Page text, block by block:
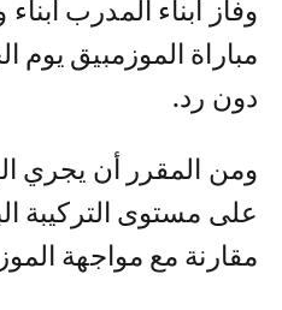
وفاز أبناء المدرب
مباراة الموزمبيق يوم
دون رد.
ومن المقرر أن يجري
على مستوى التركيبة
مقارنة مع مواجهة